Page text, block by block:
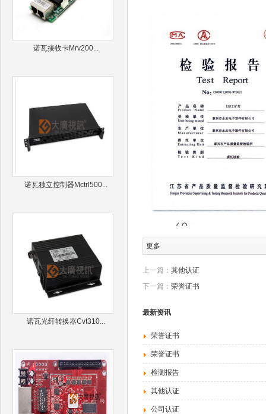
诺瓦接收卡Mrv200...
诺瓦独立控制器Mctrl500...
诺瓦光纤转换器Cvt310...
更多
上一篇： 其他认证
下一篇： 荣誉证书
最新资讯
荣誉证书
荣誉证书
检测报告
其他认证
公司认证